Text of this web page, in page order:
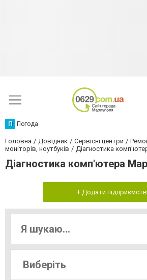
П Погода
Головна Довідник Сервісні центри
моніторів, ноутбуків
Діагностика
Діагностика комп'ютера
+ Додати